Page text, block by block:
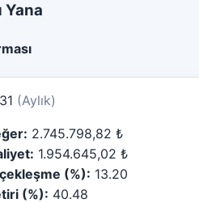
Yana
(Aylık)
2.745.798,82 ₺
1.954.645,02 ₺
(%): 13.20
(%): 40.48